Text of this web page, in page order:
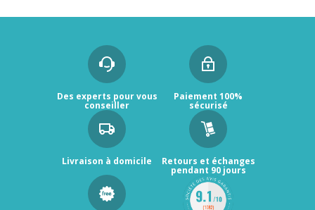
Des experts pour vous
conseiller
Paiement 100%
sécurisé
Livraison à domicile Retours et échanges
pendant 90 jours